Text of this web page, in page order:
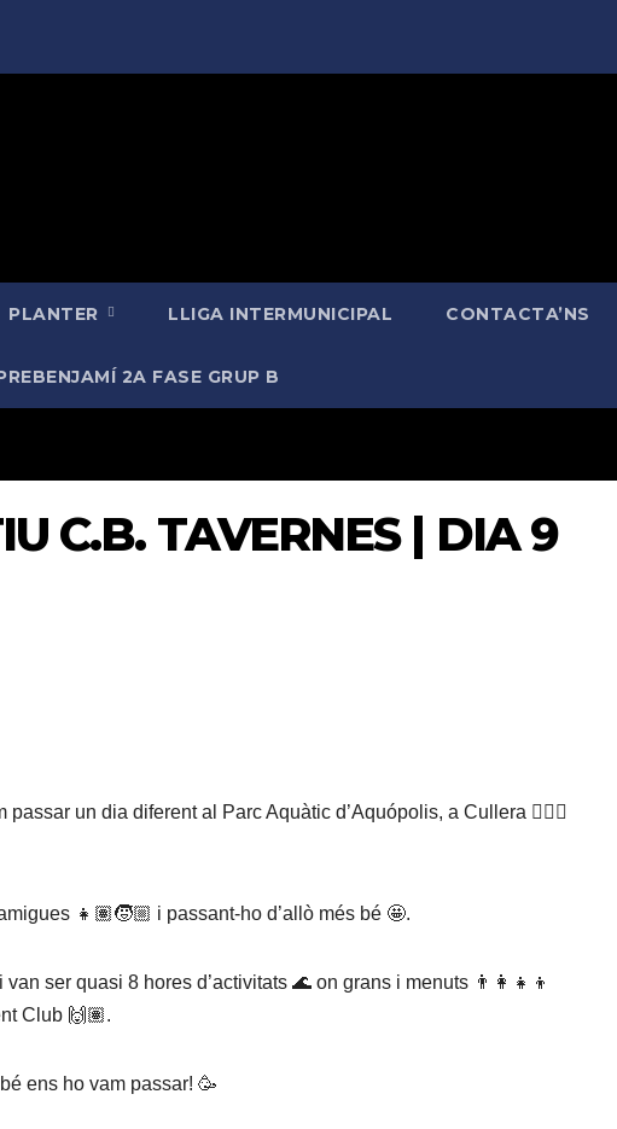
PLANTER LLIGA INTERMUNICIPAL CONTACTA’NS
2A FASE GRUP B
C.B. TAVERNES | DIA 9
un dia diferent al Parc Aquàtic d’Aquópolis, a Cullera 🏊🏼‍♀️
👧🏽🧒🏼 i passant-ho d’allò més bé 🤩.
ser quasi 8 hores d’activitats 🌊 on grans i menuts 👨‍👩‍👧‍👦
Club 🙌🏽.
ens ho vam passar! 🥳